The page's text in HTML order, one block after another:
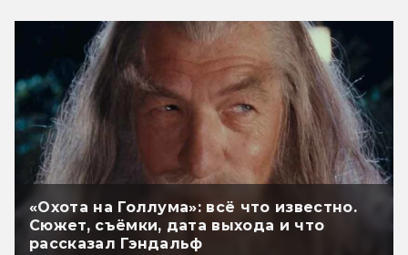
«Охота на Голлума»: всё что известно.
Сюжет, съёмки, дата выхода и что
рассказал Гэндальф